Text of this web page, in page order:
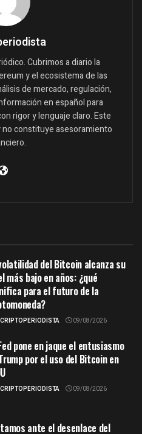
Cubrimos a diario la
y el ecosistema de las
de mercado, regulación,
en español para
rigor y lenguaje claro. Este
constituye asesoramiento
del Bitcoin alcanza su
más bajo en años: ¿qué
para el futuro de la
CRIPTOPERIODISTA 09/08/2026
pone en jaque el entusiasmo
por el uso del Bitcoin en
CRIPTOPERIODISTA 09/08/2026
ante el desenlace del